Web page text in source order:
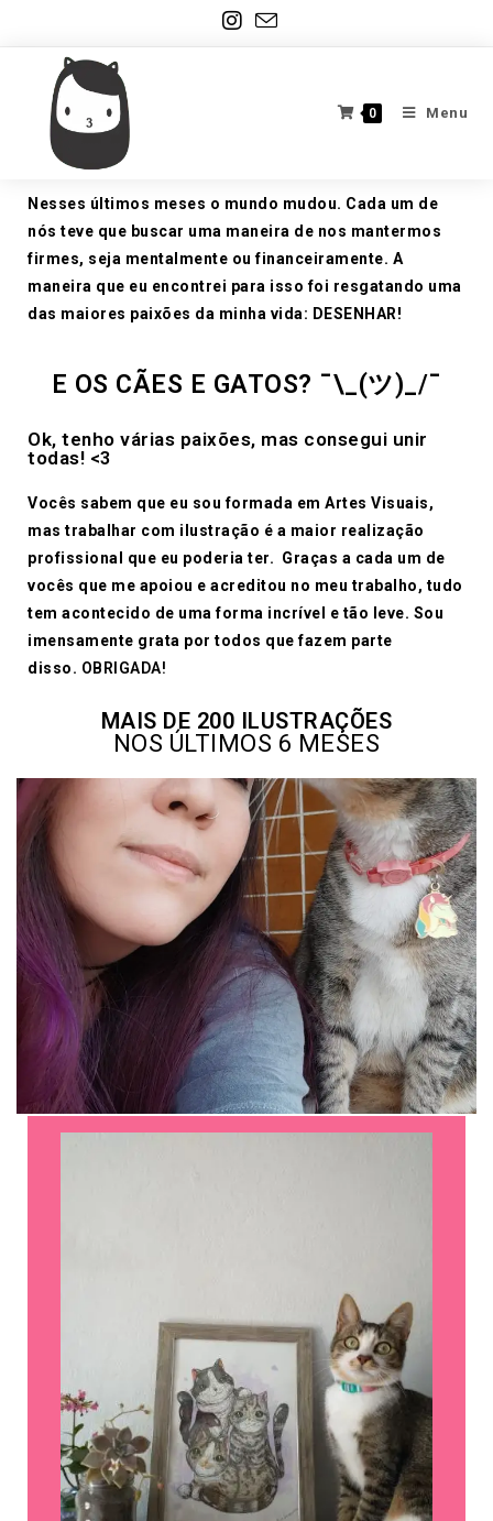
0 Menu
Nesses últimos meses o mundo mudou. Cada um de
nós teve que buscar uma maneira de nos mantermos
firmes, seja mentalmente ou financeiramente. A
maneira que eu encontrei para isso foi resgatando uma
das maiores paixões da minha vida: DESENHAR!
E OS CÃES E GATOS? ¯\_(ツ)_/¯
Ok, tenho várias paixões, mas consegui unir
todas! <3
Vocês sabem que eu sou formada em Artes Visuais,
mas trabalhar com ilustração é a maior realização
profissional que eu poderia ter. Graças a cada um de
vocês que me apoiou e acreditou no meu trabalho, tudo
tem acontecido de uma forma incrível e tão leve. Sou
imensamente grata por todos que fazem parte
disso. OBRIGADA!
NOS ÚLTIMOS 6 MESES
MAIS DE 200 ILUSTRAÇÕES